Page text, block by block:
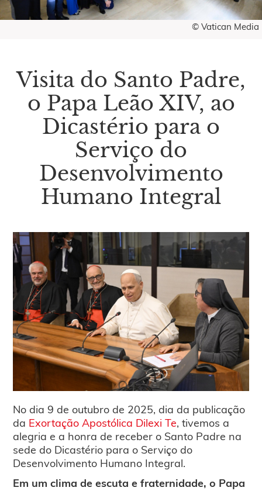
© Vatican Media
Visita do Santo Padre,
o Papa Leão XIV, ao
Dicastério para o
Serviço do
Desenvolvimento
Humano Integral
No dia 9 de outubro de 2025, dia da publicação
da Exortação Apostólica Dilexi Te, tivemos a
alegria e a honra de receber o Santo Padre na
sede do Dicastério para o Serviço do
Desenvolvimento Humano Integral.
Em um clima de escuta e fraternidade, o Papa